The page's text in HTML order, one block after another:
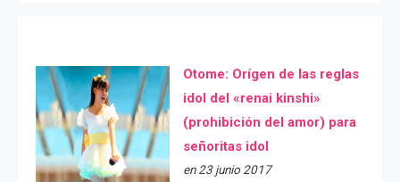
Otome: Orígen de las reglas
idol del «renai kinshi»
(prohibición del amor) para
señoritas idol
en 23 junio 2017